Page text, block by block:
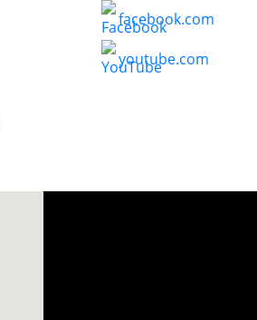
facebook.com
youtube.com